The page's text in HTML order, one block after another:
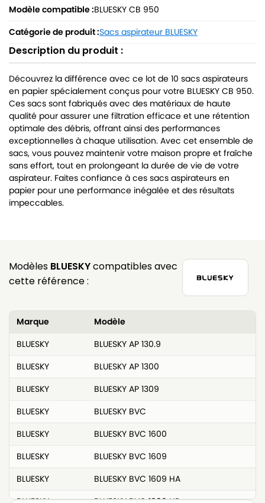
Modèle compatible :BLUESKY CB 950
Catégorie de produit :Sacs aspirateur BLUESKY
Description du produit :
Découvrez la différence avec ce lot de 10 sacs aspirateurs
en papier spécialement conçus pour votre BLUESKY CB 950.
Ces sacs sont fabriqués avec des matériaux de haute
qualité pour assurer une filtration efficace et une rétention
optimale des débris, offrant ainsi des performances
exceptionnelles à chaque utilisation. Avec cet ensemble de
sacs, vous pouvez maintenir votre maison propre et fraîche
sans effort, tout en prolongeant la durée de vie de votre
aspirateur. Faites confiance à ces sacs aspirateurs en
papier pour une performance inégalée et des résultats
impeccables.
Modèles BLUESKYcompatibles avec
cette référence :
Marque
Modèle
BLUESKY
BLUESKY AP 130.9
BLUESKY
BLUESKY AP 1300
BLUESKY
BLUESKY AP 1309
BLUESKY
BLUESKY BVC
BLUESKY
BLUESKY BVC 1600
BLUESKY
BLUESKY BVC 1609
BLUESKY
BLUESKY BVC 1609 HA